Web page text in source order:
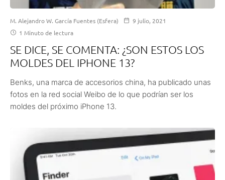
M. Alejandro W. García Fuentes (Esfera)
9 julio, 2021
1 Minuto de lectura
SE DICE, SE COMENTA: ¿SON ESTOS LOS
MOLDES DEL IPHONE 13?
Benks, una marca de accesorios china, ha publicado unas
fotos en la red social Weibo de lo que podrían ser los
moldes del próximo iPhone 13.